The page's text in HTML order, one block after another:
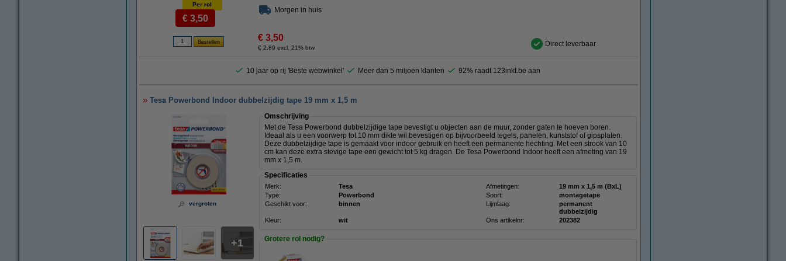
Per rol
€ 3,50
Morgen in huis
€ 3,50
€ 2,89 excl. 21% btw Direct leverbaar
10 jaar op rij 'Beste webwinkel' Meer dan 5 miljoen klanten 92% raadt 123inkt.be aan
Tesa Powerbond Indoor dubbelzijdig tape 19 mm x 1,5 m
vergroten
1
Omschrijving
Met de Tesa Powerbond dubbelzijdige tape bevestigt u objecten aan de muur, zonder gaten te hoeven boren.
Ideaal als u een voorwerp tot 10 mm dikte wil bevestigen op bijvoorbeeld tegels, panelen, kunststof of gipsplaten.
Deze dubbelzijdige tape is gemaakt voor indoor gebruik en heeft een permanente hechting. Met een strook van 10
cm kan deze extra stevige tape een gewicht tot 5 kg dragen. De Tesa Powerbond Indoor heeft een afmeting van 19
mm x 1,5 m.
Specificaties
Merk: Tesa Afmetingen:
19 mm x 1,5 m (BxL)
Type:
Powerbond Soort:
montagetape
Geschikt voor:
binnen Lijmlaag:
permanent
dubbelzijdig
Kleur:
wit Ons artikelnr: 202382
Grotere rol nodig?